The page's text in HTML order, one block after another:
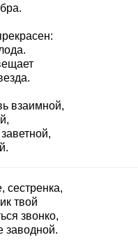
взаимной,
сестренка,
твой
звонко,
заводной.